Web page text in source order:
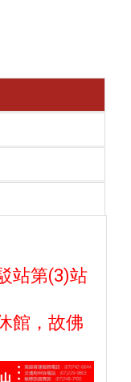
站第(3)站
館，故佛